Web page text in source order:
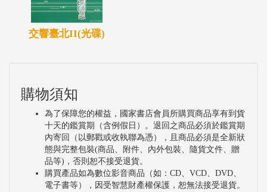
交響臺北II(光碟)
購物須知
為了保障您的權益，國家書店會員所購買商品享有到貨
十天的鑑賞期（含例假日）。退回之商品必須於鑑賞期
內寄回（以郵戳或收執聯為憑），且商品必須是全新狀
態與完整包裝(商品、附件、內外包裝、隨貨文件、贈
品等)，否則恕不接受退貨。
購買產品如為數位影音商品（如：CD、VCD、DVD、
電子書等），因受智慧財產權保護，恕無法接受退貨。